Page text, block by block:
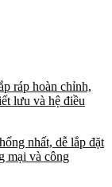
ráp hoàn chỉnh,
lưu và hệ điều
nhất, dễ lắp đặt
mại và công